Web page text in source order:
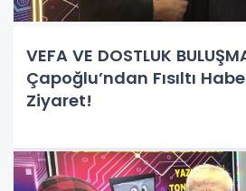
VEFA VE DOSTLUK
Çapoğlu’ndan Fısıltı
Ziyaret!